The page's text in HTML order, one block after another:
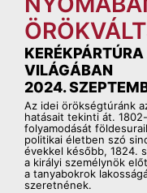
VILÁGÁBAN
2024.
Az idei örökségtúránk
hatásait tekinti át.
folyamodását
politikai életben szó
évekkel később, 1824.
a királyi személynök
a tanyabokrok
szeretnének.